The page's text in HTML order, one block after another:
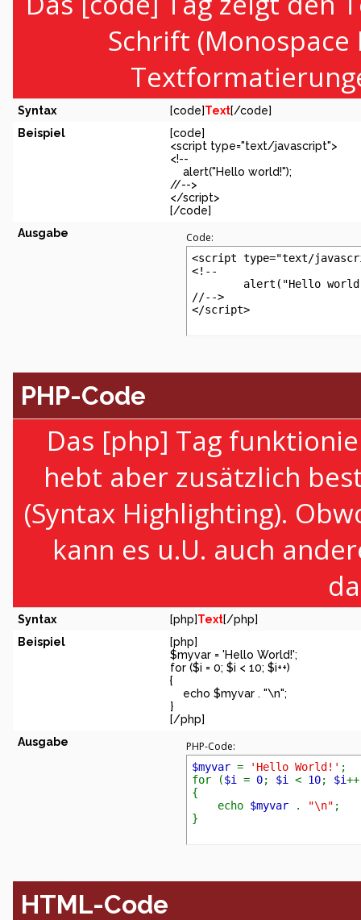
Schrift
Syntax [code]Text[/code]
Beispiel
[code]
<script type="text/javascript">
<!--
alert("Hello world!");
//-->
</script>
[/code]
Ausgabe
Code:
<script type="text/
<!--
//-->
</script>
PHP-Code
Das [php] Tag
hebt aber zusätzlich
(Syntax Highlighting).
kann es u.U. auch
Syntax [php]Text[/php]
Beispiel
[php]
$myvar = 'Hello World!';
for ($i = 0; $i < 10; $i++)
{
echo $myvar . "\n";
}
[/php]
Ausgabe
PHP-Code:
$myvar = 'Hello World!' ;
for ($i = 0; $i < 10; $i
{
echo $myvar . "\n" ;
}
HTML-Code